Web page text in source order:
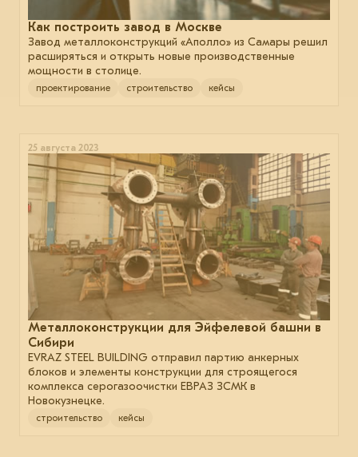
Как построить завод в Москве
Завод металлоконструкций «Аполло» из Самары решил
расширяться и открыть новые производственные
мощности в столице.
проектирование строительство кейсы
25 августа 2023
Металлоконструкции для Эйфелевой башни в
Сибири
EVRAZ STEEL BUILDING отправил партию анкерных
блоков и элементы конструкции для строящегося
комплекса серогазоочистки ЕВРАЗ ЗСМК в
Новокузнецке.
строительство кейсы